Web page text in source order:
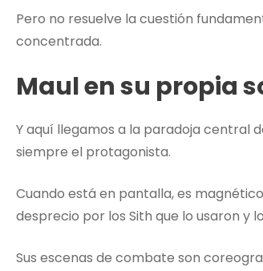
Pero no resuelve la cuestión
concentrada.
Maul en su propia
Y aquí llegamos a la paradoja central
siempre el protagonista.
Cuando está en pantalla, es
desprecio por los Sith que lo usaron y
Sus escenas de combate son